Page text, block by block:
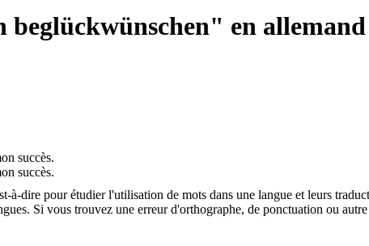
beglückwünschen" en
succès.
succès.
dire pour étudier l'utilisation de mots dans une langue et leurs
Si vous trouvez une erreur d'orthographe, de ponctuation ou